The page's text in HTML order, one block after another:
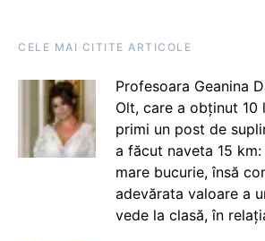
CELE MAI CITITE ARTICOLE
Profesoara Geanina
Olt, care a obținut 10
primi un post de
a făcut naveta 15
mare bucurie, însă
adevărata valoare a
vede la clasă, în